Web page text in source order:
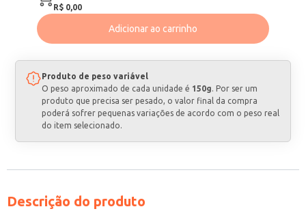
R$ 0,00
Adicionar ao carrinho
Produto de peso variável
O peso aproximado de cada unidade é 150g. Por ser um
produto que precisa ser pesado, o valor final da compra
poderá sofrer pequenas variações de acordo com o peso real
do item selecionado.
Descrição do produto